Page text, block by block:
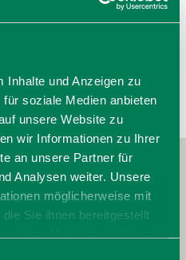
Inhalte und Anzeigen zu
soziale Medien anbieten
unsere Website zu
wir Informationen zu Ihrer
an unsere Partner für
Analysen weiter. Unsere
möglicherweise mit
Sie ihnen bereitgestellt